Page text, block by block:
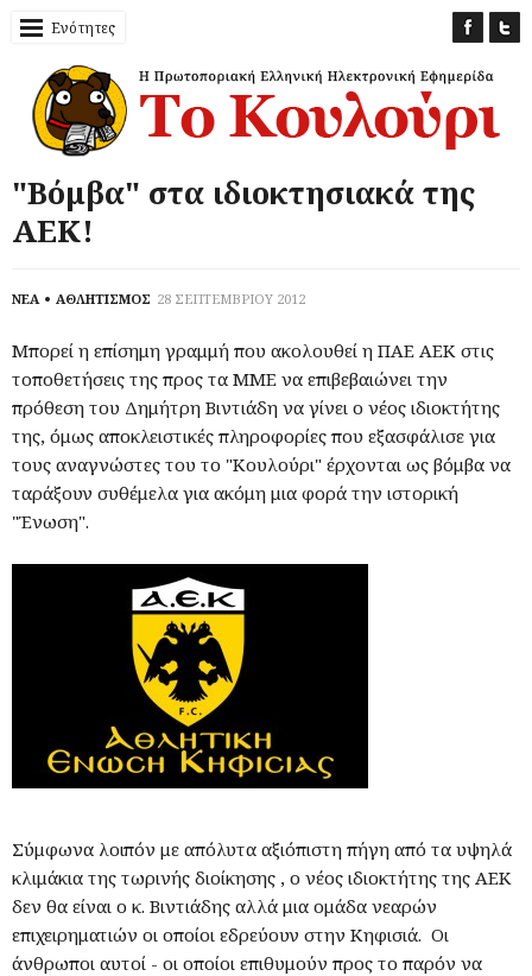
Ενότητες
"Βόμβα" στα ιδιοκτησιακά της
ΑΕΚ!
ΝΕΑ ΑΘΛΗΤΙΣΜΟΣ 28 ΣΕΠΤΕΜΒΡΙΟΥ 2012
Μπορεί η επίσημη γραμμή που ακολουθεί η ΠΑΕ ΑΕΚ στις
τοποθετήσεις της προς τα ΜΜΕ να επιβεβαιώνει την
πρόθεση του Δημήτρη Βιντιάδη να γίνει ο νέος ιδιοκτήτης
της, όμως αποκλειστικές πληροφορίες που εξασφάλισε για
τους αναγνώστες του το "Κουλούρι" έρχονται ως βόμβα να
ταράξουν συθέμελα για ακόμη μια φορά την ιστορική
"Ένωση".
Σύμφωνα λοιπόν με απόλυτα αξιόπιστη πήγη από τα υψηλά
κλιμάκια της τωρινής διοίκησης , ο νέος ιδιοκτήτης της ΑΕΚ
δεν θα είναι ο κ. Βιντιάδης αλλά μια ομάδα νεαρών
επιχειρηματιών οι οποίοι εδρεύουν στην Κηφισιά. Οι
άνθρωποι αυτοί - οι οποίοι επιθυμούν προς το παρόν να